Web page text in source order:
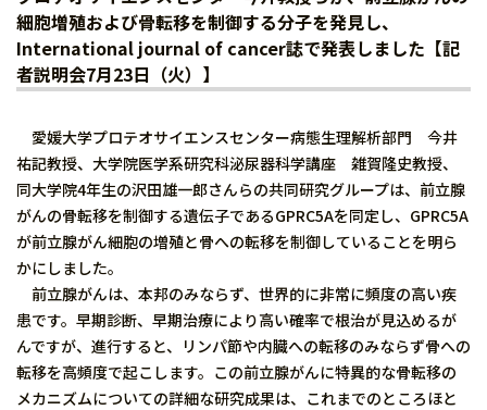
細胞増殖および骨転移を制御する分子を発見し、
International journal of cancer誌で発表しました【記
者説明会7月23日（火）】
愛媛大学プロテオサイエンスセンター病態生理解析部門 今井
祐記教授、大学院医学系研究科泌尿器科学講座 雑賀隆史教授、
同大学院4年生の沢田雄一郎さんらの共同研究グループは、前立腺
がんの骨転移を制御する遺伝子であるGPRC5Aを同定し、GPRC5A
が前立腺がん細胞の増殖と骨への転移を制御していることを明ら
かにしました。
前立腺がんは、本邦のみならず、世界的に非常に頻度の高い疾
患です。早期診断、早期治療により高い確率で根治が見込めるが
んですが、進行すると、リンパ節や内臓への転移のみならず骨への
転移を高頻度で起こします。この前立腺がんに特異的な骨転移の
メカニズムについての詳細な研究成果は、これまでのところほと